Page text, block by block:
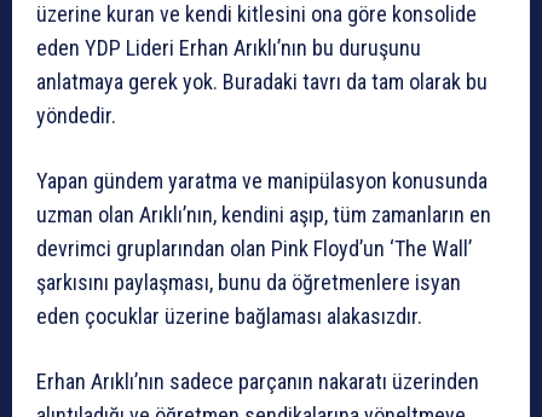
üzerine kuran ve kendi kitlesini ona göre konsolide
eden YDP Lideri Erhan Arıklı’nın bu duruşunu
anlatmaya gerek yok. Buradaki tavrı da tam olarak bu
yöndedir.
Yapan gündem yaratma ve manipülasyon konusunda
uzman olan Arıklı’nın, kendini aşıp, tüm zamanların en
devrimci gruplarından olan Pink Floyd’un ‘The Wall’
şarkısını paylaşması, bunu da öğretmenlere isyan
eden çocuklar üzerine bağlaması alakasızdır.
Erhan Arıklı’nın sadece parçanın nakaratı üzerinden